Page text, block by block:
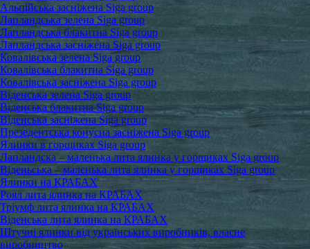
Альпійська засніжена Siga group
Лапландська зелена Siga group
Лапландська блакитна Siga group
Лапландська засніжена Siga group
Ковалівська зелена Siga group
Ковалівська блакитна Siga group
Ковалівська засніжена Siga group
Віденська зелена Siga group
Віденська блакитна Siga group
Віденська засніжена Siga group
Презедентська конусна засніжена Siga group
Ялинки в горщиках Siga group
Лапландска – маленька лита ялинка у горщиках Siga group
Віденьська – маленька лита ялинка у горщиках Siga group
Ялинки на КРАБАХ
Роял лита ялинка на КРАБАХ
Тріумф лита ялинка на КРАБАХ
Віденська лита ялинка на КРАБАХ
Штучні ялинки від українських виробників, власне
виробництво